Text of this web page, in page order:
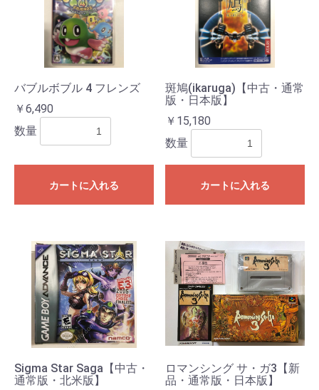
バブルボブル 4 フレンズ
￥6,490
数量
カートに入れる
斑鳩(ikaruga)【中古・通常
版・日本版】
￥15,180
数量
カートに入れる
Sigma Star Saga【中古・
通常版・北米版】
ロマンシング サ・ガ3【新
品・通常版・日本版】